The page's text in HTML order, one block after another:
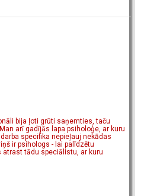
bija ļoti grūti saņemties, taču
arī gadījās lapa psiholoģe, ar kuru
specifika nepieļauj nekādas
ir psihologs - lai palīdzētu
atrast tādu speciālistu, ar kuru